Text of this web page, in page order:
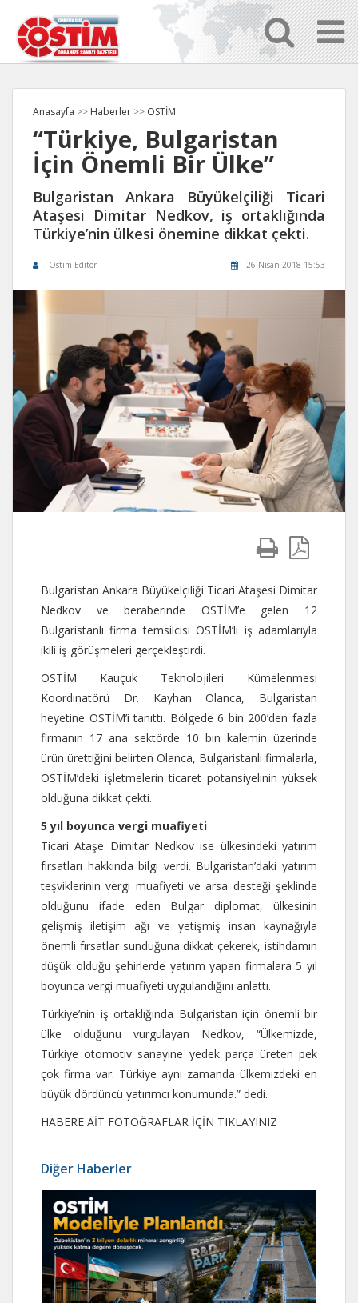
Anasayfa >> Haberler >> OSTİM
“Türkiye, Bulgaristan
İçin Önemli Bir Ülke”
Bulgaristan Ankara Büyükelçiliği Ticari
Ataşesi Dimitar Nedkov, iş ortaklığında
Türkiye’nin ülkesi önemine dikkat çekti.
Ostim Editör 26 Nisan 2018 15:53
Bulgaristan Ankara Büyükelçiliği Ticari Ataşesi Dimitar
Nedkov ve beraberinde OSTİM’e gelen 12
Bulgaristanlı firma temsilcisi OSTİM’li iş adamlarıyla
ikili iş görüşmeleri gerçekleştirdi.
OSTİM Kauçuk Teknolojileri Kümelenmesi
Koordinatörü Dr. Kayhan Olanca, Bulgaristan
heyetine OSTİM’i tanıttı. Bölgede 6 bin 200’den fazla
firmanın 17 ana sektörde 10 bin kalemin üzerinde
ürün ürettiğini belirten Olanca, Bulgaristanlı firmalarla,
OSTİM’deki işletmelerin ticaret potansiyelinin yüksek
olduğuna dikkat çekti.
5 yıl boyunca vergi muafiyeti
Ticari Ataşe Dimitar Nedkov ise ülkesindeki yatırım
fırsatları hakkında bilgi verdi. Bulgaristan’daki yatırım
teşviklerinin vergi muafiyeti ve arsa desteği şeklinde
olduğunu ifade eden Bulgar diplomat, ülkesinin
gelişmiş iletişim ağı ve yetişmiş insan kaynağıyla
önemli fırsatlar sunduğuna dikkat çekerek, istihdamın
düşük olduğu şehirlerde yatırım yapan firmalara 5 yıl
boyunca vergi muafiyeti uygulandığını anlattı.
Türkiye’nin iş ortaklığında Bulgaristan için önemli bir
ülke olduğunu vurgulayan Nedkov, “Ülkemizde,
Türkiye otomotiv sanayine yedek parça üreten pek
çok firma var. Türkiye aynı zamanda ülkemizdeki en
büyük dördüncü yatırımcı konumunda.” dedi.
HABERE AİT FOTOĞRAFLAR İÇİN TIKLAYINIZ
Diğer Haberler